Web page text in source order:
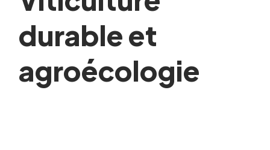
durable et
agroécologie